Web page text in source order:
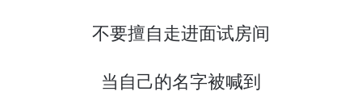
不要擅自走进面试房间
当自己的名字被喊到